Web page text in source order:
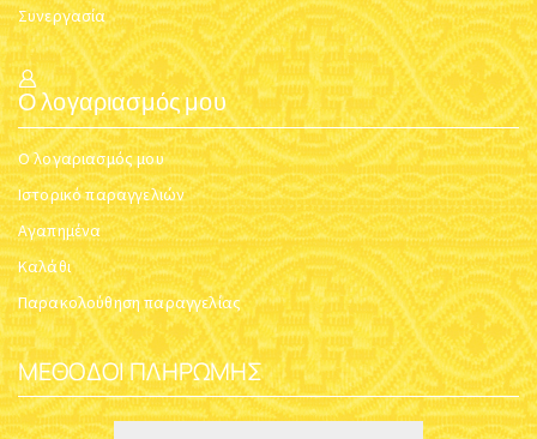
Συνεργασία
Ο λογαριασμός μου
Ο λογαριασμός μου
Ιστορικό παραγγελιών
Αγαπημένα
Καλάθι
Παρακολούθηση παραγγελίας
ΜΈΘΟΔΟΙ ΠΛΗΡΩΜΉΣ